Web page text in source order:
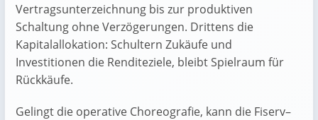
Vertragsunterzeichnung bis zur produktiven
Schaltung ohne Verzögerungen. Drittens die
Kapitalallokation: Schultern Zukäufe und
Investitionen die Renditeziele, bleibt Spielraum für
Rückkäufe.
Gelingt die operative Choreografie, kann die Fiserv–